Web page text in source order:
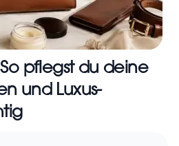
pflegst du deine
und Luxus-